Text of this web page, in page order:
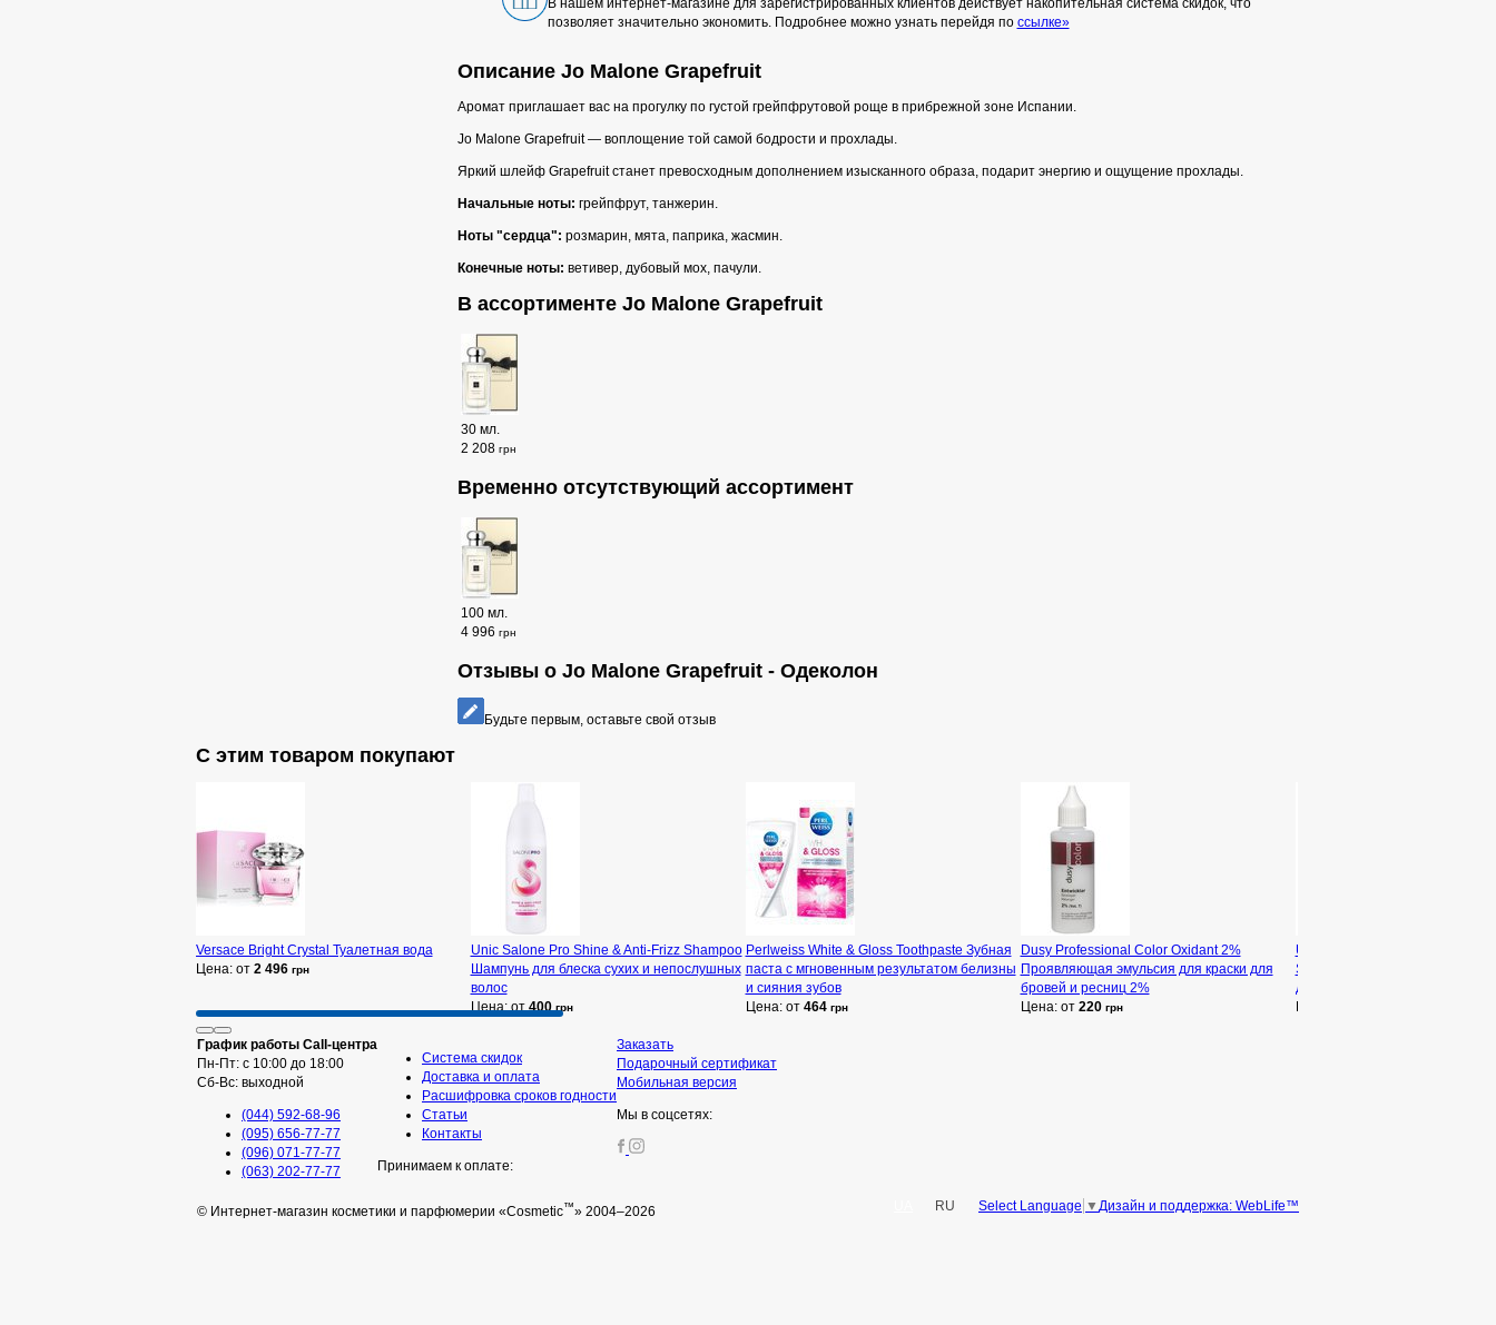
В нашем интернет-магазине для зарегистрированных клиентов действует накопительная система скидок, что
позволяет значительно экономить. Подробнее можно узнать перейдя по ссылке»
Описание Jo Malone Grapefruit
Аромат приглашает вас на прогулку по густой грейпфрутовой роще в прибрежной зоне Испании.
Jo Malone Grapefruit — воплощение той самой бодрости и прохлады.
Яркий шлейф Grapefruit станет превосходным дополнением изысканного образа, подарит энергию и ощущение прохлады.
Начальные ноты: грейпфрут, танжерин.
Ноты "сердца": розмарин, мята, паприка, жасмин.
Конечные ноты: ветивер, дубовый мох, пачули.
В ассортименте Jo Malone Grapefruit
30 мл.
2 208 грн
Временно отсутствующий ассортимент
100 мл.
4 996 грн
Отзывы о Jo Malone Grapefruit - Одеколон
Будьте первым, оставьте свой отзыв
С этим товаром покупают
Versace Bright Crystal Туалетная вода
Цена: от 2 496 грн
Unic Salone Pro Shine & Anti-Frizz Shampoo
Шампунь для блеска сухих и непослушных
волос
Цена: от 400 грн
Perlweiss White & Gloss Toothpaste Зубная
паста с мгновенным результатом белизны
и сияния зубов
Цена: от 464 грн
Dusy Professional Color Oxidant 2%
Проявляющая эмульсия для краски для
бровей и ресниц 2%
Цена: от 220 грн
Unic Hyaluronic Keratin
Shampoo Восстанавливающий
для ломких и поврежденных
Цена: от
График работы Call-центра
Пн-Пт: с 10:00 до 18:00
Сб-Вс: выходной
(044) 592-68-96
(095) 656-77-77
(096) 071-77-77
(063) 202-77-77
Система скидок
Доставка и оплата
Расшифровка сроков годности
Статьи
Контакты
Принимаем к оплате:
Заказать
Подарочный сертификат
Мобильная версия
Мы в соцсетях:
© Интернет-магазин косметики и парфюмерии «Cosmetic™» 2004–2026 Дизайн и поддержка: WebLife™
Select Language ▼
RU